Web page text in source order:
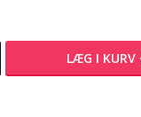
LÆG I KURV